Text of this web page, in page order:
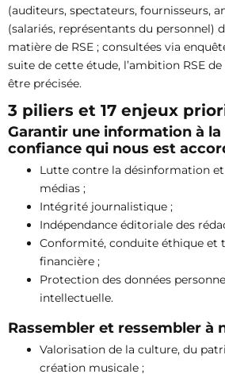
(auditeurs, spectateurs, fournisseurs,
(salariés, représentants du personnel)
matière de RSE ; consultées via
suite de cette étude, l’ambition RSE
être précisée.
3 piliers et 17 enjeux
Garantir une information à la
confiance qui nous est
Lutte contre la désinformation
médias ;
Intégrité journalistique ;
Indépendance éditoriale des
Conformité, conduite éthique et
financière ;
Protection des données
intellectuelle.
Rassembler et ressembler à
Valorisation de la culture, du
création musicale ;